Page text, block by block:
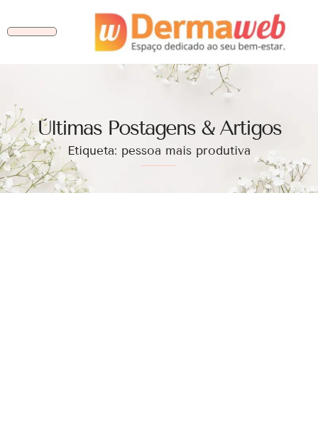
Ùltimas Postagens & Artigos
Etiqueta: pessoa mais produtiva